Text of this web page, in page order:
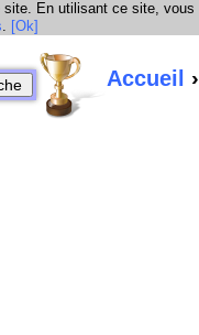
site. En utilisant ce site, vous
. [Ok]
Accueil